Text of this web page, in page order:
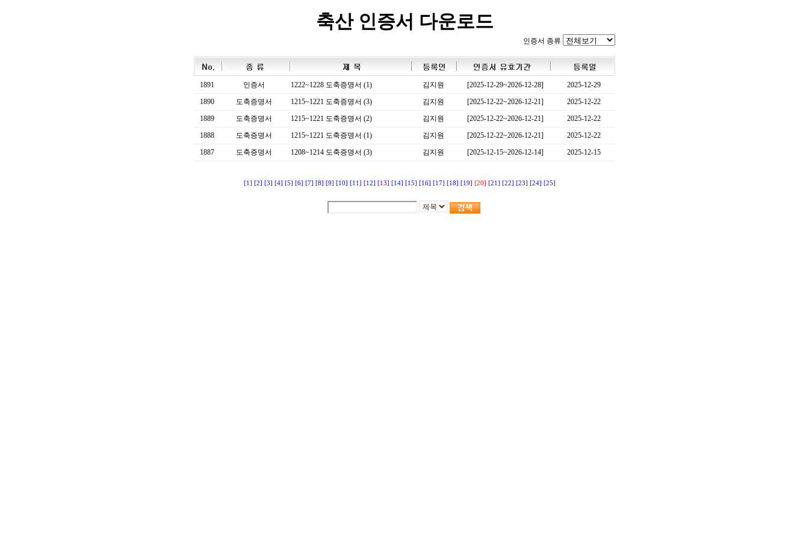
축산 인증서 다운로드
인증서 종류
1891 인증서 1222~1228 도축증명서 (1) 김지원 [2025-12-29~2026-12-28]
2025-12-29
1890
도축증명서 1215~1221 도축증명서 (3) 김지원 [2025-12-22~2026-12-21]
2025-12-22
1889
도축증명서 1215~1221 도축증명서 (2) 김지원 [2025-12-22~2026-12-21]
2025-12-22
1888
도축증명서 1215~1221 도축증명서 (1) 김지원 [2025-12-22~2026-12-21]
2025-12-22
1887
도축증명서 1208~1214 도축증명서 (3) 김지원 [2025-12-15~2026-12-14] 2025-12-15
[1] [2] [3] [4] [5] [6] [7] [8] [9] [10] [11] [12] [13] [14] [15] [16] [17] [18] [19] [20] [21] [22] [23] [24] [25]